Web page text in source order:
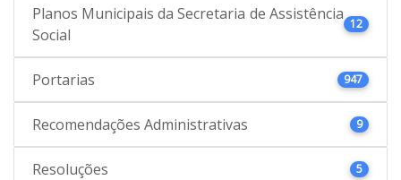
Planos Municipais da Secretaria de Assistência
Social
12
Portarias 947
Recomendações Administrativas 9
Resoluções 5